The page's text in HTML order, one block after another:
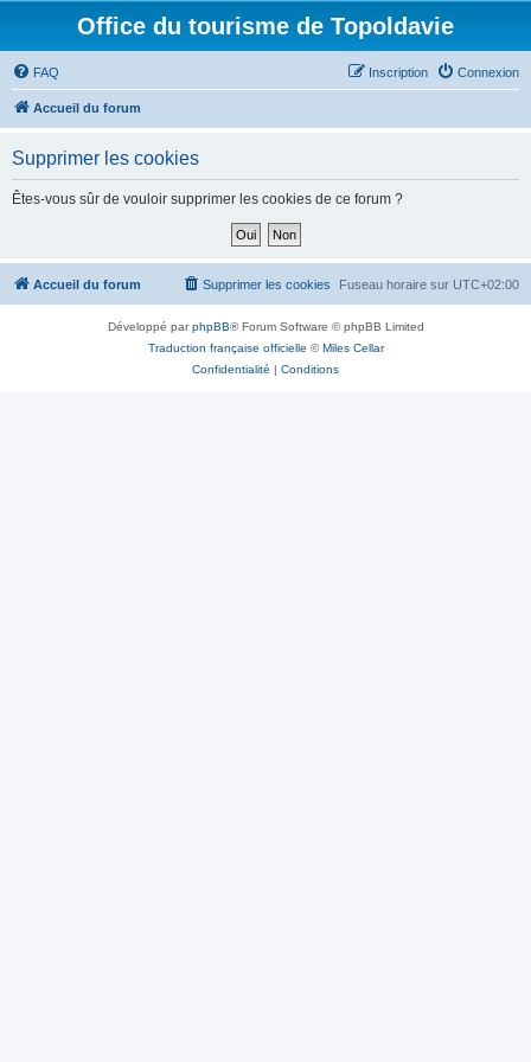
Office du tourisme de Topoldavie
FAQ Connexion
Inscription
Accueil du forum
Supprimer les cookies
Êtes-vous sûr de vouloir supprimer les cookies de ce forum ?
Accueil du forum Fuseau horaire sur UTC+02:00
Supprimer les cookies
Développé parphpBB® Forum Software © phpBB Limited
Traduction française officielle ©Miles Cellar
Confidentialité | Conditions